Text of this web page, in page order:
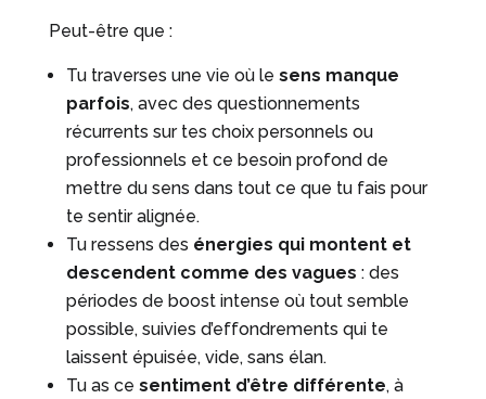
Peut-être que :
Tu traverses une vie où le sens manque
parfois, avec des questionnements
récurrents sur tes choix personnels ou
professionnels et ce besoin profond de
mettre du sens dans tout ce que tu fais pour
te sentir alignée.
Tu ressens des énergies qui montent et
descendent comme des vagues : des
périodes de boost intense où tout semble
possible, suivies d’effondrements qui te
laissent épuisée, vide, sans élan.
Tu as ce sentiment d’être différente, à